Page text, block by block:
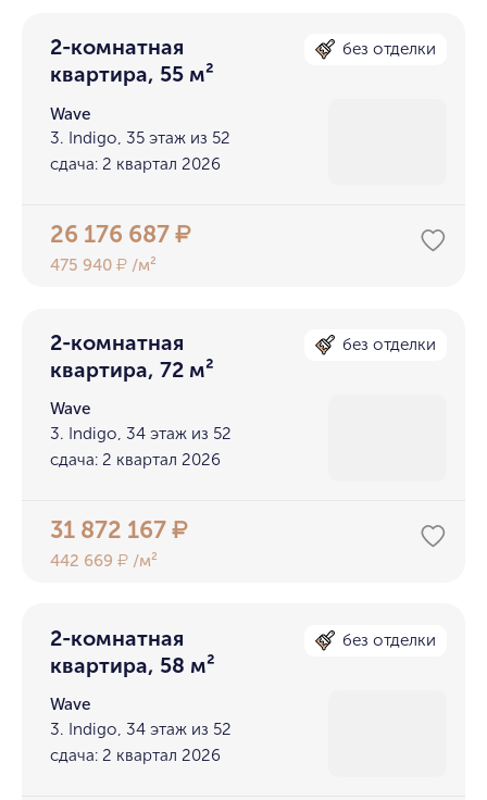
2-комнатная
квартира, 55 м²
без отделки
Wave
3. Indigo, 35 этаж из 52
сдача: 2 квартал 2026
26 176 687₽
475 940₽ /м²
2-комнатная
квартира, 72 м²
без отделки
Wave
3. Indigo, 34 этаж из 52
сдача: 2 квартал 2026
31 872 167₽
442 669₽ /м²
2-комнатная
квартира, 58 м²
без отделки
Wave
3. Indigo, 34 этаж из 52
сдача: 2 квартал 2026